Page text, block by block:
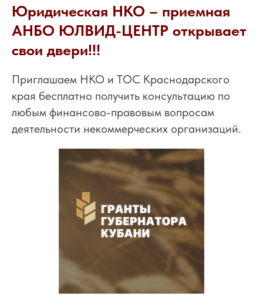
Юридическая НКО – приемная
АНБО ЮЛВИД-ЦЕНТР открывает
свои двери!!!
Приглашаем НКО и ТОС Краснодарского
края бесплатно получить консультацию по
любым финансово-правовым вопросам
деятельности некоммерческих организаций.